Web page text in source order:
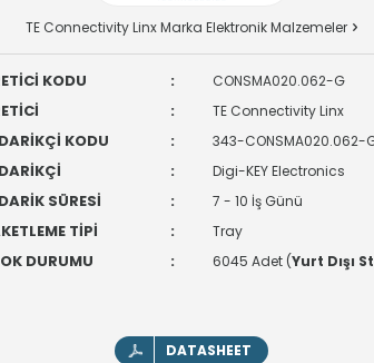
TE Connectivity Linx Marka Elektronik Malzemeler
KODU : CONSMA020.062-G
: TE Connectivity Linx
KODU : 343-CONSMA020.062-
: Digi-KEY Electronics
SÜRESİ : 7 - 10 İş Günü
TİPİ : Tray
DURUMU : 6045 Adet (Yurt Dışı
DATASHEET